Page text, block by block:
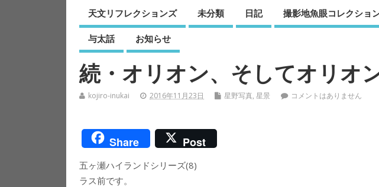
天文リフレクションズ 未分類 日記 撮影地魚眼コレクショ
与太話 お知らせ
続・オリオン、そしてオリオ
kojiro-inukai 2016年11月23日 星野写真,星景 コメントはありません
Share Post
五ヶ瀬ハイランドシリーズ(8)
ラス前です。